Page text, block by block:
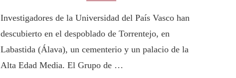
Investigadores de la Universidad del País Vasco han
descubierto en el despoblado de Torrentejo, en
Labastida (Álava), un cementerio y un palacio de la
Alta Edad Media. El Grupo de …